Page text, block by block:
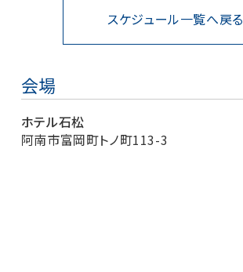
スケジュール一覧へ戻る
会場
ホテル石松
阿南市富岡町トノ町113-3